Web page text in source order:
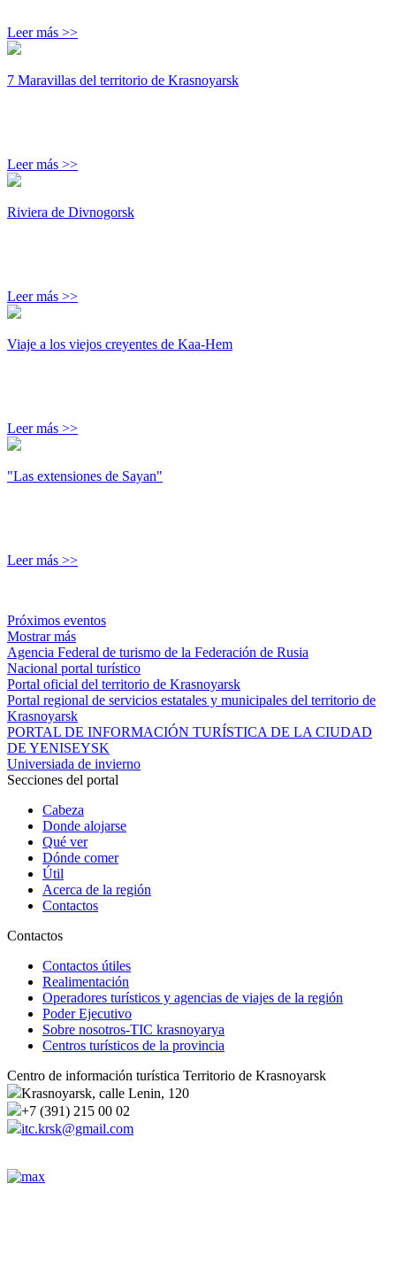
Leer más >>
7 Maravillas del territorio de Krasnoyarsk
Leer más >>
Riviera de Divnogorsk
Leer más >>
Viaje a los viejos creyentes de Kaa-Hem
Leer más >>
"Las extensiones de Sayan"
Leer más >>
Próximos eventos
Mostrar más
Agencia Federal de turismo de la Federación de Rusia
Nacional portal turístico
Portal oficial del territorio de Krasnoyarsk
Portal regional de servicios estatales y municipales del territorio de
Krasnoyarsk
PORTAL DE INFORMACIÓN TURÍSTICA DE LA CIUDAD
DE YENISEYSK
Universiada de invierno
Secciones del portal
Cabeza
Donde alojarse
Qué ver
Dónde comer
Útil
Acerca de la región
Contactos
Contactos
Contactos útiles
Realimentación
Operadores turísticos y agencias de viajes de la región
Poder Ejecutivo
Sobre nosotros-TIC krasnoyarya
Centros turísticos de la provincia
Centro de información turística Territorio de Krasnoyarsk
Krasnoyarsk, calle Lenin, 120
+7 (391) 215 00 02
itc.krsk@gmail.com